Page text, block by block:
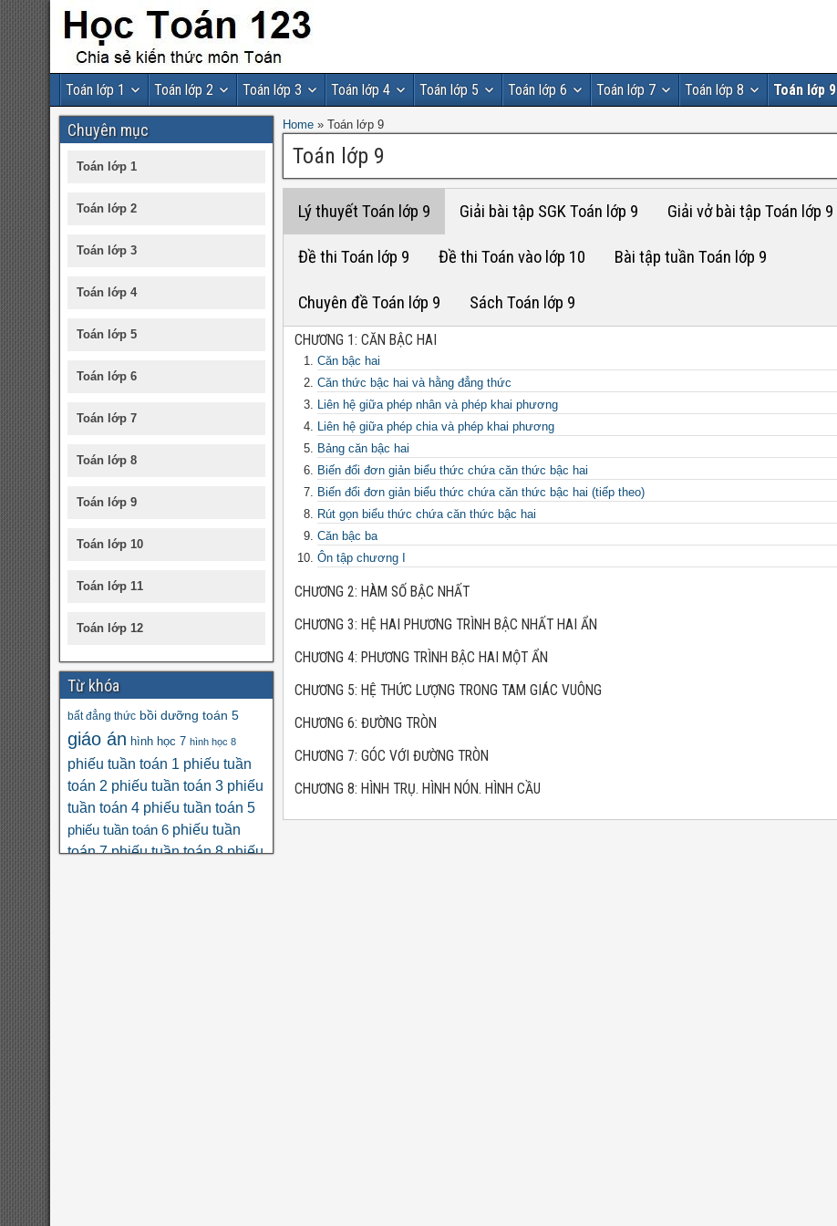
Toán lớp 1 Toán lớp 2 Toán lớp 3 Toán lớp 4 Toán lớp 5 Toán lớp 6 Toán lớp 7 Toán lớp 8 Toán lớp 9
Home» Toán lớp 9
Toán lớp 9
Lý thuyết Toán lớp 9 Giải bài tập SGK Toán lớp 9 Giải vở bài tập Toán lớp 9
Đề thi Toán lớp 9 Đề thi Toán vào lớp 10 Bài tập tuần Toán lớp 9
Chuyên đề Toán lớp 9 Sách Toán lớp 9
CHƯƠNG 1: CĂN BẬC HAI
Căn bậc hai
Căn thức bậc hai và hằng đẳng thức
Liên hệ giữa phép nhân và phép khai phương
Liên hệ giữa phép chia và phép khai phương
Bảng căn bậc hai
Biến đổi đơn giản biểu thức chứa căn thức bậc hai
Biến đổi đơn giản biểu thức chứa căn thức bậc hai (tiếp theo)
Rút gọn biểu thức chứa căn thức bậc hai
Căn bậc ba
Ôn tập chương I
CHƯƠNG 2: HÀM SỐ BẬC NHẤT
CHƯƠNG 3: HỆ HAI PHƯƠNG TRÌNH BẬC NHẤT HAI ẨN
CHƯƠNG 4: PHƯƠNG TRÌNH BẬC HAI MỘT ẨN
CHƯƠNG 5: HỆ THỨC LƯỢNG TRONG TAM GIÁC VUÔNG
CHƯƠNG 6: ĐƯỜNG TRÒN
CHƯƠNG 7: GÓC VỚI ĐƯỜNG TRÒN
CHƯƠNG 8: HÌNH TRỤ. HÌNH NÓN. HÌNH CẦU
Chuyên mục
Toán lớp 1
Toán lớp 2
Toán lớp 3
Toán lớp 4
Toán lớp 5
Toán lớp 6
Toán lớp 7
Toán lớp 8
Toán lớp 9
Toán lớp 10
Toán lớp 11
Toán lớp 12
Từ khóa
bất đẳng thức bồi dưỡng toán 5
giáo án hình học 7 hình học 8
phiếu tuần toán 1 phiếu tuần
toán 2 phiếu tuần toán 3 phiếu
tuần toán 4 phiếu tuần toán 5
phiếu tuần toán 6 phiếu tuần
toán 7 phiếu tuần toán 8 phiếu